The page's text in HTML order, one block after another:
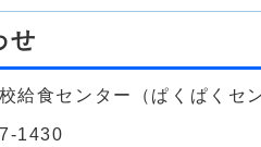
せ
給食センター（ぱくぱくセ
1430